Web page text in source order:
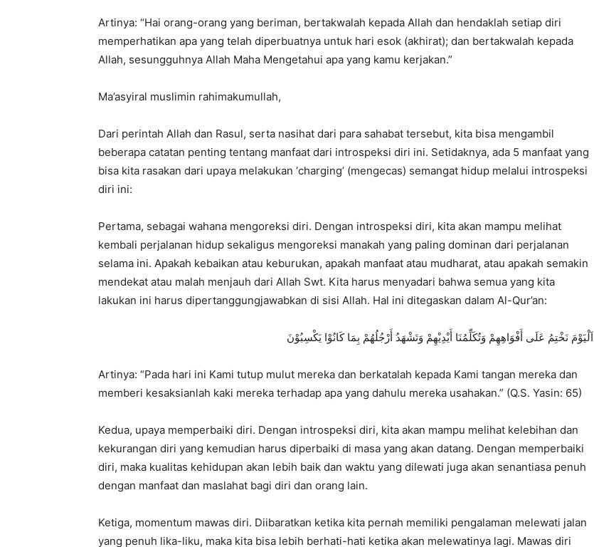
Artinya: “Hai orang-orang yang beriman, bertakwalah kepada Allah dan hendaklah setiap diri
memperhatikan apa yang telah diperbuatnya untuk hari esok (akhirat); dan bertakwalah kepada
Allah, sesungguhnya Allah Maha Mengetahui apa yang kamu kerjakan.”
Ma’asyiral muslimin rahimakumullah,
Dari perintah Allah dan Rasul, serta nasihat dari para sahabat tersebut, kita bisa mengambil
beberapa catatan penting tentang manfaat dari introspeksi diri ini. Setidaknya, ada 5 manfaat yang
bisa kita rasakan dari upaya melakukan ‘charging’ (mengecas) semangat hidup melalui introspeksi
diri ini:
Pertama, sebagai wahana mengoreksi diri. Dengan introspeksi diri, kita akan mampu melihat
kembali perjalanan hidup sekaligus mengoreksi manakah yang paling dominan dari perjalanan
selama ini. Apakah kebaikan atau keburukan, apakah manfaat atau mudharat, atau apakah semakin
mendekat atau malah menjauh dari Allah Swt. Kita harus menyadari bahwa semua yang kita
lakukan ini harus dipertanggungjawabkan di sisi Allah. Hal ini ditegaskan dalam Al-Qur’an:
اَلْيَوْمَ نَخْتِمُ عَلَى أَفْوَاهِهِمْ وَتُكَلِّمُنَا أَيْدِيْهِمْ وَتَشْهَدُ أَرْجُلُهُمْ بِمَا كَانُوْا يَكْسِبُوْنَ
Artinya: “Pada hari ini Kami tutup mulut mereka dan berkatalah kepada Kami tangan mereka dan
memberi kesaksianlah kaki mereka terhadap apa yang dahulu mereka usahakan.” (Q.S. Yasin: 65)
Kedua, upaya memperbaiki diri. Dengan introspeksi diri, kita akan mampu melihat kelebihan dan
kekurangan diri yang kemudian harus diperbaiki di masa yang akan datang. Dengan memperbaiki
diri, maka kualitas kehidupan akan lebih baik dan waktu yang dilewati juga akan senantiasa penuh
dengan manfaat dan maslahat bagi diri dan orang lain.
Ketiga, momentum mawas diri. Diibaratkan ketika kita pernah memiliki pengalaman melewati jalan
yang penuh lika-liku, maka kita bisa lebih berhati-hati ketika akan melewatinya lagi. Mawas diri